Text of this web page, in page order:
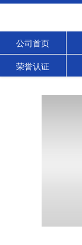
公司首页
荣誉认证